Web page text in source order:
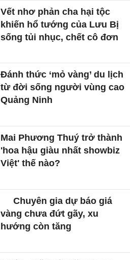
Vết nhơ phản cha hại tộc
khiến hổ tướng của Lưu Bị
sống tủi nhục, chết cô đơn
Đánh thức ‘mỏ vàng’ du lịch
từ đời sống người vùng cao
Quảng Ninh
Mai Phương Thuý trở thành
'hoa hậu giàu nhất showbiz
Việt' thế nào?
Chuyên gia dự báo giá
vàng chưa đứt gãy, xu
hướng còn tăng